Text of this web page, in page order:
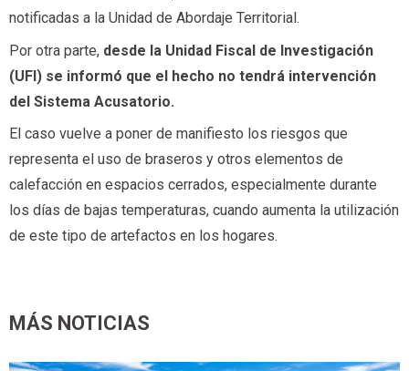
notificadas a la Unidad de Abordaje Territorial.
Por otra parte, desde la Unidad Fiscal de Investigación
(UFI) se informó que el hecho no tendrá intervención
del Sistema Acusatorio.
El caso vuelve a poner de manifiesto los riesgos que
representa el uso de braseros y otros elementos de
calefacción en espacios cerrados, especialmente durante
los días de bajas temperaturas, cuando aumenta la utilización
de este tipo de artefactos en los hogares.
MÁS NOTICIAS